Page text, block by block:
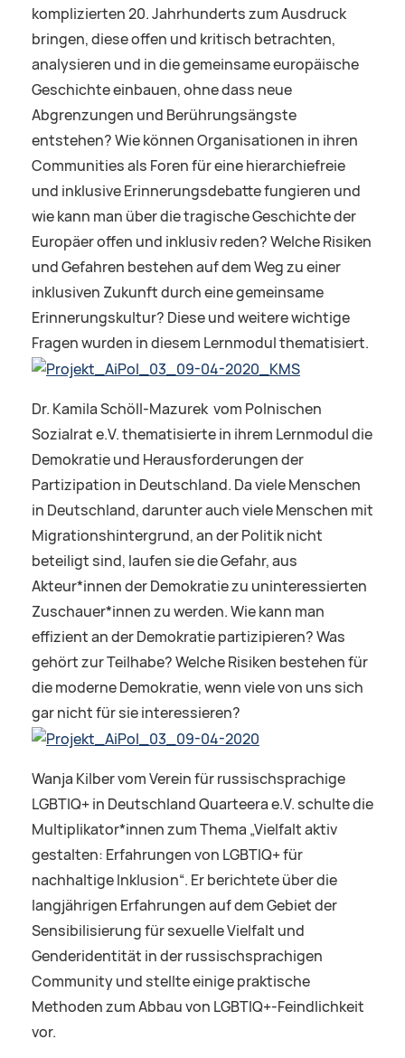
komplizierten 20. Jahrhunderts zum Ausdruck
bringen, diese offen und kritisch betrachten,
analysieren und in die gemeinsame europäische
Geschichte einbauen, ohne dass neue
Abgrenzungen und Berührungsängste
entstehen? Wie können Organisationen in ihren
Communities als Foren für eine hierarchiefreie
und inklusive Erinnerungsdebatte fungieren und
wie kann man über die tragische Geschichte der
Europäer offen und inklusiv reden? Welche Risiken
und Gefahren bestehen auf dem Weg zu einer
inklusiven Zukunft durch eine gemeinsame
Erinnerungskultur? Diese und weitere wichtige
Fragen wurden in diesem Lernmodul thematisiert.
Dr. Kamila Schöll-Mazurek vom Polnischen
Sozialrat e.V. thematisierte in ihrem Lernmodul die
Demokratie und Herausforderungen der
Partizipation in Deutschland. Da viele Menschen
in Deutschland, darunter auch viele Menschen mit
Migrationshintergrund, an der Politik nicht
beteiligt sind, laufen sie die Gefahr, aus
Akteur*innen der Demokratie zu uninteressierten
Zuschauer*innen zu werden. Wie kann man
effizient an der Demokratie partizipieren? Was
gehört zur Teilhabe? Welche Risiken bestehen für
die moderne Demokratie, wenn viele von uns sich
gar nicht für sie interessieren?
Wanja Kilber vom Verein für russischsprachige
LGBTIQ+ in Deutschland Quarteera e.V. schulte die
Multiplikator*innen zum Thema „Vielfalt aktiv
gestalten: Erfahrungen von LGBTIQ+ für
nachhaltige Inklusion“. Er berichtete über die
langjährigen Erfahrungen auf dem Gebiet der
Sensibilisierung für sexuelle Vielfalt und
Genderidentität in der russischsprachigen
Community und stellte einige praktische
Methoden zum Abbau von LGBTIQ+-Feindlichkeit
vor.